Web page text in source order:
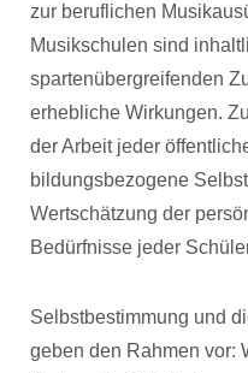
zur beruflichen
Musikschulen sind
spartenübergreifenden
erhebliche Wirkungen.
der Arbeit jeder
bildungsbezogene
Wertschätzung der
Bedürfnisse jeder
Selbstbestimmung und
geben den Rahmen vor: